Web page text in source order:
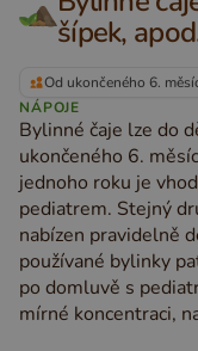
šípek,
Od ukončeného 6.
NÁPOJE
Bylinné čaje lze do
ukončeného 6.
jednoho roku je
pediatrem. Stejný
nabízen pravidelně
používané bylinky
po domluvě s
mírné koncentraci,